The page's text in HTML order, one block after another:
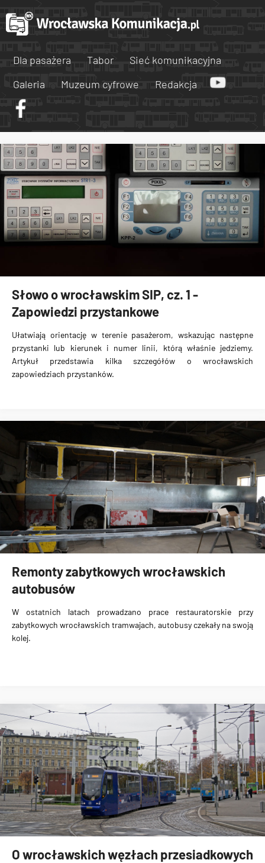
Dla pasażera Tabor
Sieć komunikacyjna
Galeria
Muzeum cyfrowe Redakcja
Słowo o wrocławskim SIP, cz. 1 -
Zapowiedzi przystankowe
Ułatwiają orientację w terenie pasażerom, wskazując następne
przystanki lub kierunek i numer linii, którą właśnie jedziemy.
Artykuł przedstawia kilka szczegółów o wrocławskich
zapowiedziach przystanków.
Remonty zabytkowych wrocławskich
autobusów
W ostatnich latach prowadzano prace restauratorskie przy
zabytkowych wrocławskich tramwajach, autobusy czekały na swoją
kolej.
O wrocławskich węzłach przesiadkowych